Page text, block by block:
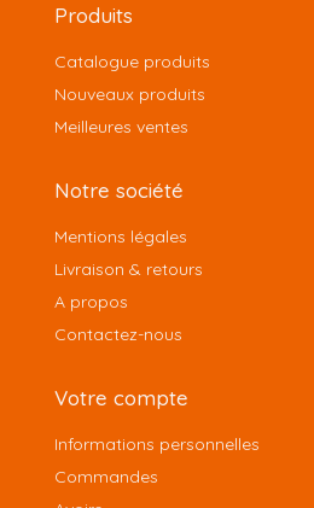
Produits
Catalogue produits
Nouveaux produits
Meilleures ventes
Notre société
Mentions légales
Livraison & retours
A propos
Contactez-nous
Votre compte
Informations personnelles
Commandes